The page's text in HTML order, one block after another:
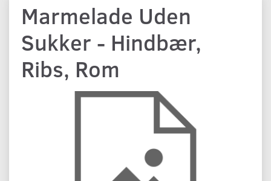
Marmelade Uden
Sukker - Hindbær,
Ribs, Rom